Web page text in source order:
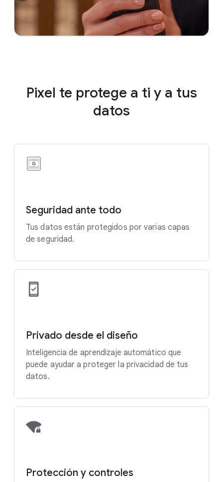
Pixel te protege a ti y a tus
datos
Seguridad ante todo
Tus datos están protegidos por varias capas
de seguridad.
Privado desde el diseño
Inteligencia de aprendizaje automático que
puede ayudar a proteger la privacidad de tus
datos.
Protección y controles